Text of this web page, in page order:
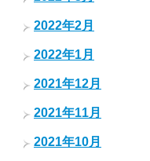
2022年2月
2022年1月
2021年12月
2021年11月
2021年10月